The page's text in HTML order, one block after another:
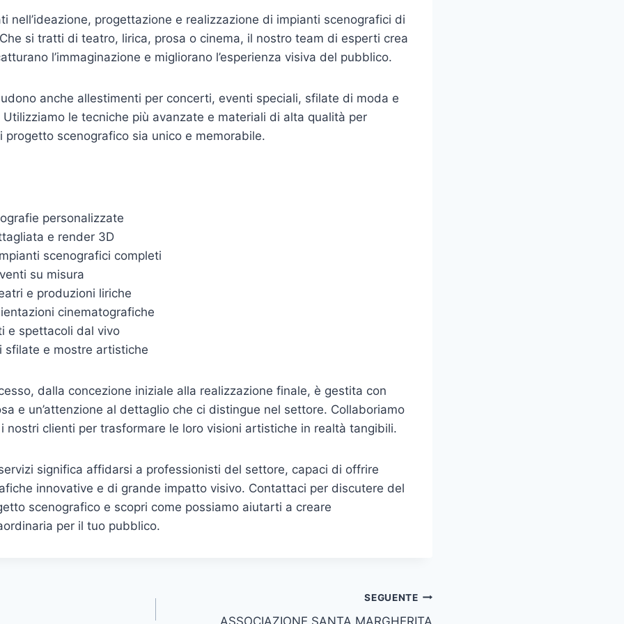
nell’ideazione, progettazione e realizzazione di impianti scenografici di
si tratti di teatro, lirica, prosa o cinema, il nostro team di esperti crea
l’immaginazione e migliorano l’esperienza visiva del pubblico.
anche allestimenti per concerti, eventi speciali, sfilate di moda e
le tecniche più avanzate e materiali di alta qualità per
progetto scenografico sia unico e memorabile.
personalizzate
e render 3D
scenografici completi
su misura
e produzioni liriche
cinematografiche
e spettacoli dal vivo
sfilate e mostre artistiche
dalla concezione iniziale alla realizzazione finale, è gestita con
e un’attenzione al dettaglio che ci distingue nel settore. Collaboriamo
nostri clienti per trasformare le loro visioni artistiche in realtà tangibili.
significa affidarsi a professionisti del settore, capaci di offrire
innovative e di grande impatto visivo. Contattaci per discutere del
scenografico e scopri come possiamo aiutarti a creare
per il tuo pubblico.
SEGUENTE